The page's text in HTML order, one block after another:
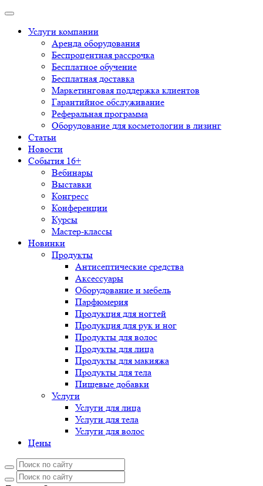
Услуги компании
Аренда оборудования
Беспроцентная рассрочка
Бесплатное обучение
Бесплатная доставка
Маркетинговая поддержка клиентов
Гарантийное обслуживание
Реферальная программа
Оборудование для косметологии в лизинг
Статьи
Новости
События 16+
Вебинары
Выставки
Конгресс
Конференции
Курсы
Мастер-классы
Новинки
Продукты
Антисептические средства
Аксессуары
Оборудование и мебель
Парфюмерия
Продукция для ногтей
Продукция для рук и ног
Продукты для волос
Продукты для лица
Продукты для макияжа
Продукты для тела
Пищевые добавки
Услуги
Услуги для лица
Услуги для тела
Услуги для волос
Цены